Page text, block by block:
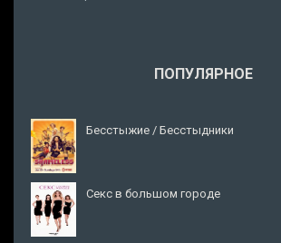
ПОПУЛЯРНОЕ
Бесстыжие / Бесстыдники
Секс в большом городе